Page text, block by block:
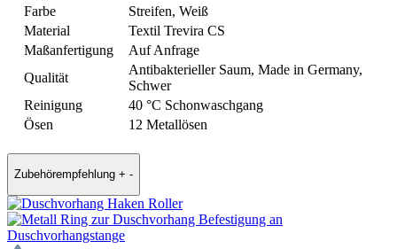
Farbe
Streifen, Weiß
Material
Textil Trevira CS
Maßanfertigung
Auf Anfrage
Qualität
Antibakterieller Saum, Made in Germany,
Schwer
Reinigung
40 °C Schonwaschgang
Ösen
12 Metallösen
Zubehörempfehlung + -